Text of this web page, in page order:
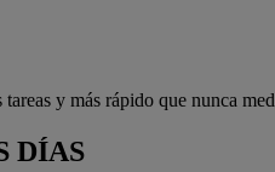
y más rápido que nunca
DÍAS